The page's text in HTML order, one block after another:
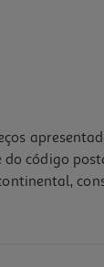
código